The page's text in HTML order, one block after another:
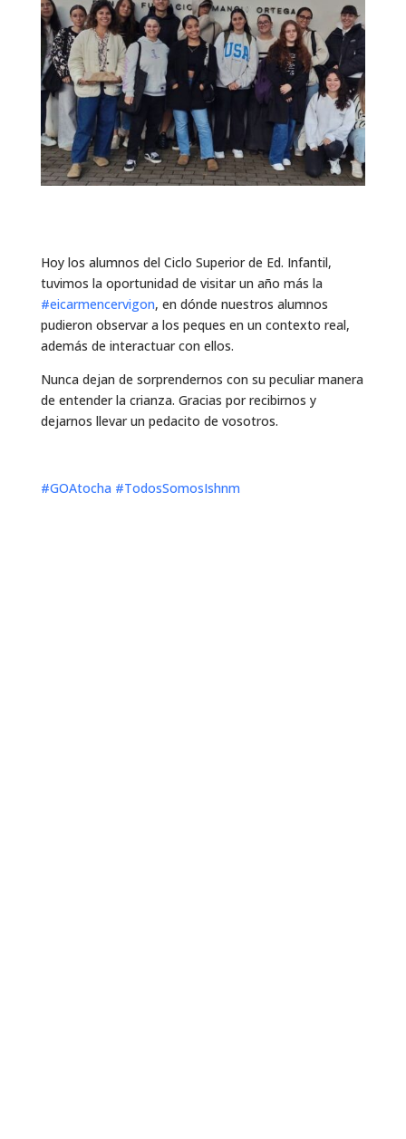
Hoy los alumnos del Ciclo Superior de Ed. Infantil,
tuvimos la oportunidad de visitar un año más la
#eicarmencervigon, en dónde nuestros alumnos
pudieron observar a los peques en un contexto real,
además de interactuar con ellos.
Nunca dejan de sorprendernos con su peculiar manera
de entender la crianza. Gracias por recibirnos y
dejarnos llevar un pedacito de vosotros.
#GOAtocha #TodosSomosIshnm